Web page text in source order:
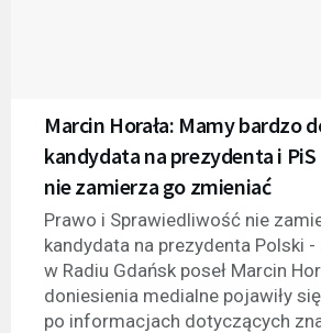
Marcin Horała: Mamy bardzo
kandydata na prezydenta i PiS
nie zamierza go zmieniać
Prawo i Sprawiedliwość nie
kandydata na prezydenta Polski -
w Radiu Gdańsk poseł Marcin
doniesienia medialne pojawiły
po informacjach dotyczących